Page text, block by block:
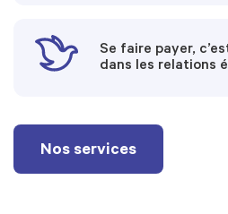
Se faire payer,
dans les relations
Nos services